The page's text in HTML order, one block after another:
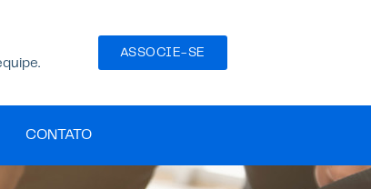
ASSOCIE-SE
CONTATO